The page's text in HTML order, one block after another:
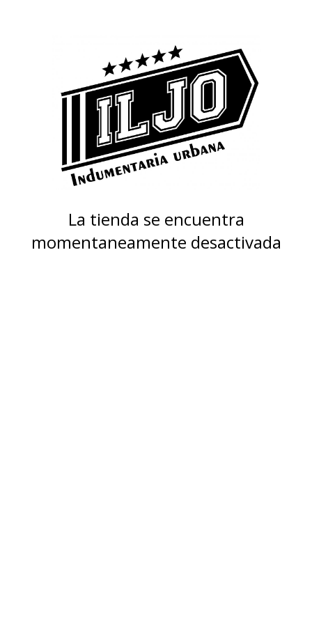
La tienda se encuentra
momentaneamente desactivada